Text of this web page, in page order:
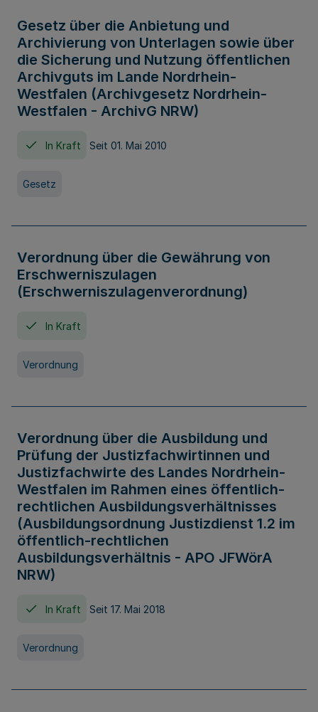
Gesetz über die Anbietung und
Archivierung von Unterlagen sowie über
die Sicherung und Nutzung öffentlichen
Archivguts im Lande Nordrhein-
Westfalen (Archivgesetz Nordrhein-
Westfalen - ArchivG NRW)
In Kraft Seit 01. Mai 2010
Gesetz
Verordnung über die Gewährung von
Erschwerniszulagen
(Erschwerniszulagenverordnung)
In Kraft
Verordnung
Verordnung über die Ausbildung und
Prüfung der Justizfachwirtinnen und
Justizfachwirte des Landes Nordrhein-
Westfalen im Rahmen eines öffentlich-
rechtlichen Ausbildungsverhältnisses
(Ausbildungsordnung Justizdienst 1.2 im
öffentlich-rechtlichen
Ausbildungsverhältnis - APO JFWörA
NRW)
In Kraft Seit 17. Mai 2018
Verordnung